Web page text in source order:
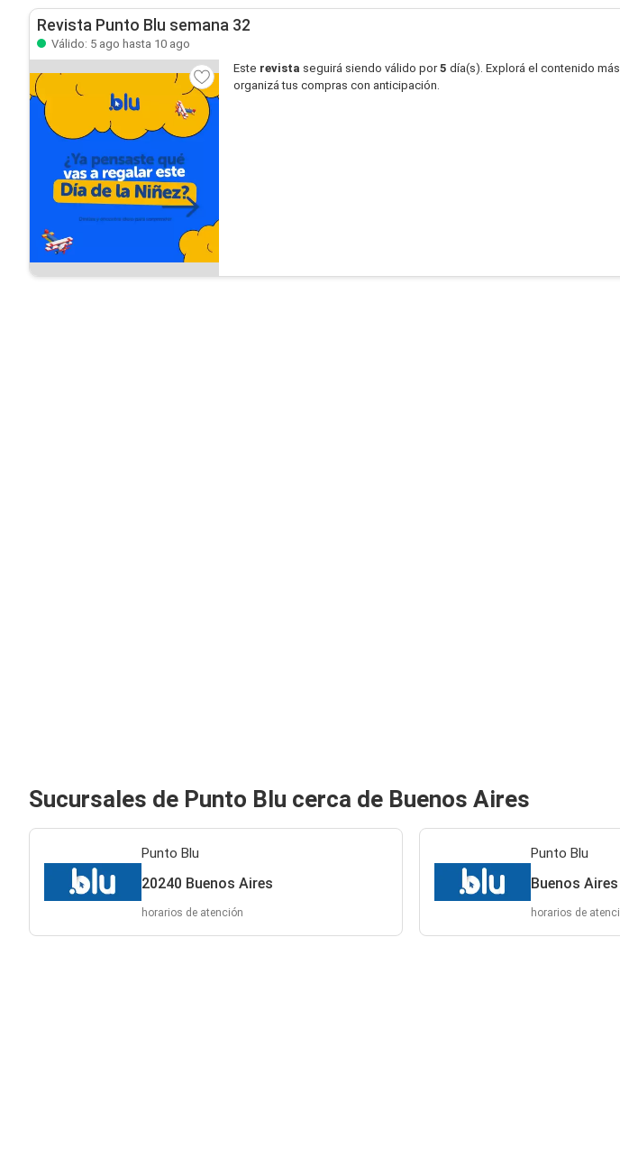
Revista Punto Blu semana 32
Válido: 5 ago hasta 10 ago
Este revista seguirá siendo válido por5 día(s). Explorá el contenido
organizá tus compras con anticipación.
Sucursales de Punto Blu cerca de Buenos Aires
Punto Blu
20240 Buenos Aires
horarios de atención
Punto Blu
Buenos Aires
horarios de